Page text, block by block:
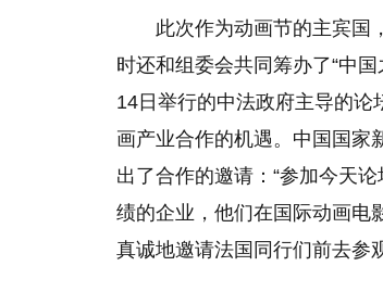
此次作为动画节的主宾国
时还和组委会共同筹办了“中
14日举行的中法政府主导的
画产业合作的机遇。中国国家
出了合作的邀请：“参加今天
绩的企业，他们在国际动画电
真诚地邀请法国同行们前去参